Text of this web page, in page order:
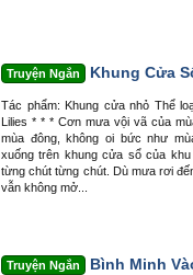
Truyện Ngắn Khung Cửa
Tác phẩm: Khung cửa nhỏ Thể
Lilies * * * Cơn mưa vội vã của
mùa đông, không oi bức như
xuống trên khung cửa sổ của
từng chút từng chút. Dù mưa rơi
vẫn không mở...
Truyện Ngắn
Bình Minh